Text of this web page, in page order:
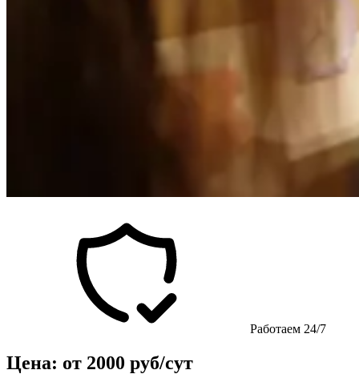
Работаем 24/7
Цена: от 2000 руб/сут